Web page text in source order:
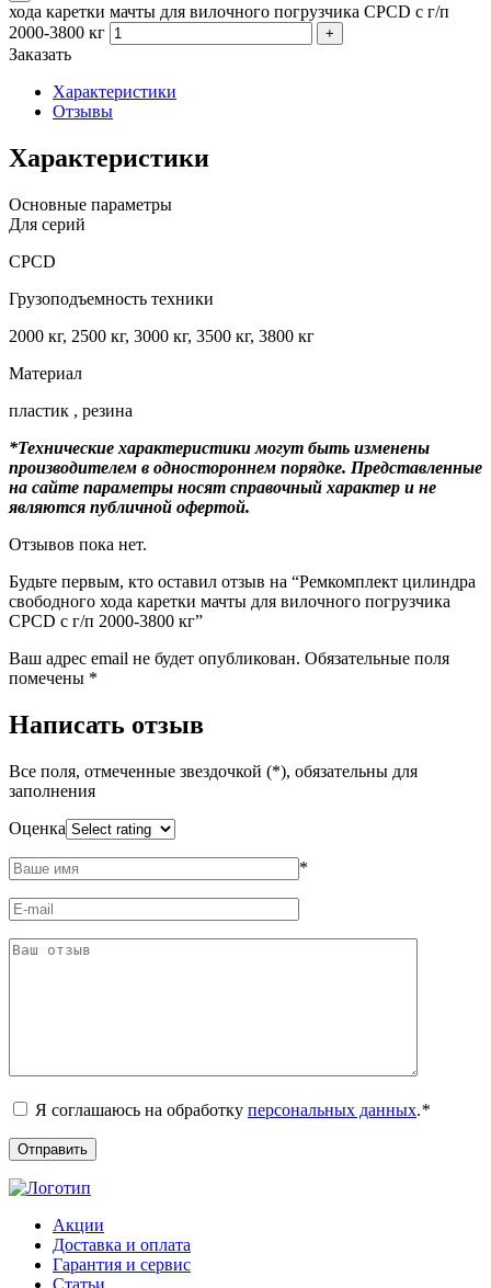
хода каретки мачты для вилочного погрузчика CPCD с г/п
2000-3800 кг
+
Заказать
Характеристики
Отзывы
Характеристики
Основные параметры
Для серий
CPCD
Грузоподъемность техники
2000 кг, 2500 кг, 3000 кг, 3500 кг, 3800 кг
Материал
пластик , резина
*Технические характеристики могут быть изменены
производителем в одностороннем порядке. Представленные
на сайте параметры носят справочный характер и не
являются публичной офертой.
Отзывов пока нет.
Будьте первым, кто оставил отзыв на “Ремкомплект цилиндра
свободного хода каретки мачты для вилочного погрузчика
CPCD с г/п 2000-3800 кг”
Ваш адрес email не будет опубликован. Обязательные поля
помечены *
Написать отзыв
Все поля, отмеченные звездочкой (*), обязательны для
заполнения
Оценка
*
Я соглашаюсь на обработку персональных данных.*
Акции
Доставка и оплата
Гарантия и сервис
Статьи